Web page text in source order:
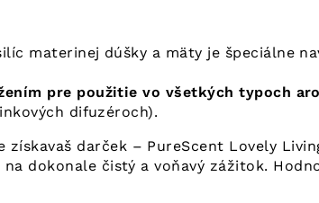
materinej dúšky a mäty je špeciálne
pre použitie vo všetkých typoch
difuzéroch).
získavaš darček – PureScent Lovely
dokonale čistý a voňavý zážitok.